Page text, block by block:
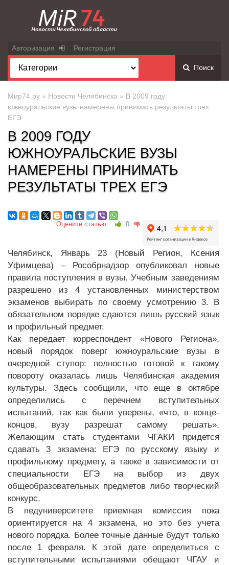
Авторизация Регистрация
Поиск
Мир74.ру » Новости Челябинска » В 2009 году
южноуральские вузы намерены принимать результаты трех
ЕГЭ
В 2009 ГОДУ
ЮЖНОУРАЛЬСКИЕ ВУЗЫ
НАМЕРЕНЫ ПРИНИМАТЬ
РЕЗУЛЬТАТЫ ТРЕХ ЕГЭ
Оцените статью: 0
Челябинск, Январь 23 (Новый Регион, Ксения
Уфимцева) – Рособрнадзор опубликовал новые
правила поступления в вузы. Учебным заведениям
разрешено из 4 установленных министерством
экзаменов выбирать по своему усмотрению 3. В
обязательном порядке сдаются лишь русский язык
и профильный предмет.
Как передает корреспондент «Нового Региона»,
новый порядок поверг южноуральские вузы в
очередной ступор: полностью готовой к такому
повороту оказалась лишь Челябинская академия
культуры. Здесь сообщили, что еще в октябре
определились с перечнем вступительных
испытаний, так как были уверены, «что, в конце-
концов, вузу разрешат самому решать».
Желающим стать студентами ЧГАКИ придется
сдавать 3 экзамена: ЕГЭ по русскому языку и
профильному предмету, а также в зависимости от
специальности ЕГЭ на выбор из двух
общеобразовательных предметов либо творческий
конкурс.
В педуниверситете приемная комиссия пока
ориентируется на 4 экзамена, но это без учета
нового порядка. Более точные данные будут только
после 1 февраля. К этой дате определиться с
вступительными испытаниями обещают ЧГАУ и